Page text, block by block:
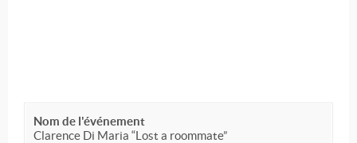
Nom de l'événement
Clarence Di Maria “Lost a roommate”